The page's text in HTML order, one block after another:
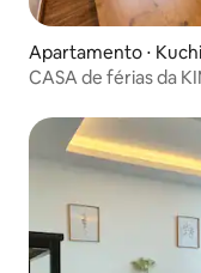
Apartamento ⋅
CASA de férias da